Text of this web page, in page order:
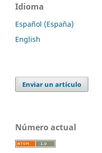
Idioma
Español (España)
English
Enviar un artículo
Número actual